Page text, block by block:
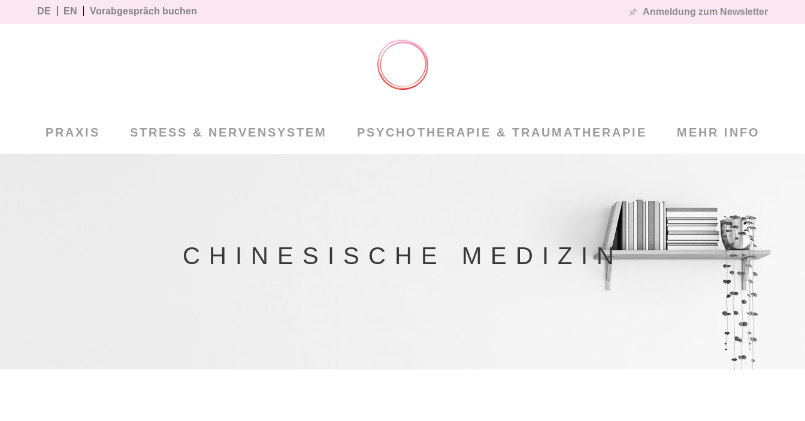
Anmeldung zum Newsletter
DE EN Vorabgespräch buchen
PRAXIS STRESS & NERVENSYSTEM PSYCHOTHERAPIE & TRAUMATHERAPIE MEHR INFO
CHINESISCHE MEDIZIN